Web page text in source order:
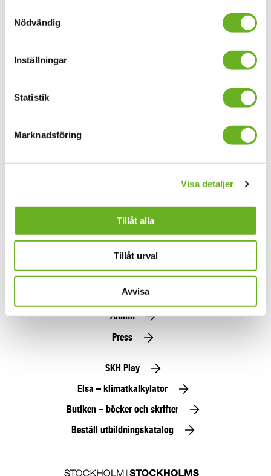
Nödvändig
Inställningar
Statistik
Marknadsföring
Visa detaljer
Tillåt alla
Tillåt urval
Avvisa
Din mejladress
Forskningsnyheter
Jag godkännerallmänna villkor
Hitta folk
Jobba hos oss
Alumn
Press
SKH Play
Elsa – klimatkalkylator
Butiken – böcker och skrifter
Beställ utbildningskatalog